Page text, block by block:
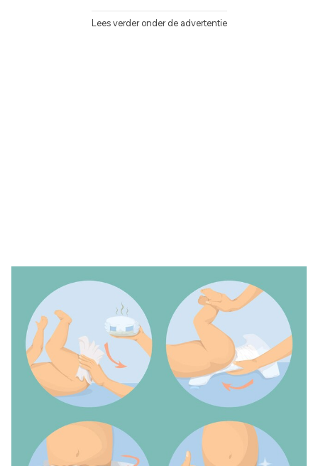
Lees verder onder de advertentie